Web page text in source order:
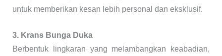
untuk memberikan kesan lebih personal dan eksklusif.
3. Krans Bunga Duka
Berbentuk lingkaran yang melambangkan keabadian,